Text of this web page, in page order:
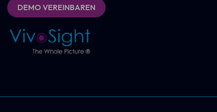
DEMO VEREINBAREN KONTAKT
DEMO VEREINBAREN